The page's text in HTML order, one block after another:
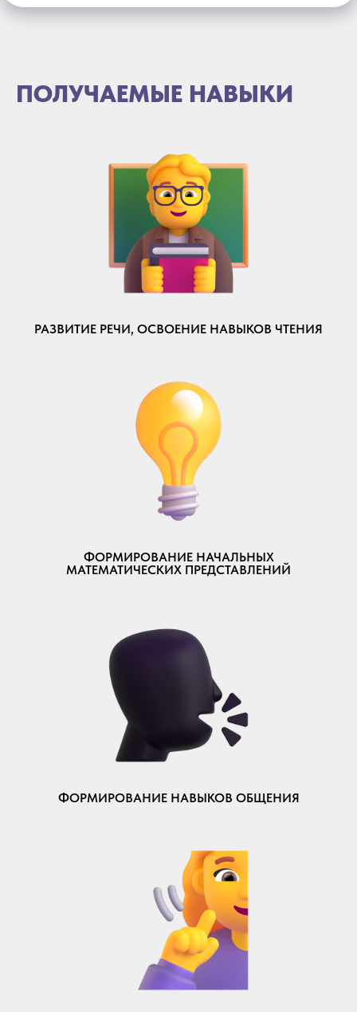
ПОЛУЧАЕМЫЕ НАВЫКИ
РАЗВИТИЕ РЕЧИ, ОСВОЕНИЕ НАВЫКОВ ЧТЕНИЯ
ФОРМИРОВАНИЕ НАЧАЛЬНЫХ
МАТЕМАТИЧЕСКИХ ПРЕДСТАВЛЕНИЙ
ФОРМИРОВАНИЕ НАВЫКОВ ОБЩЕНИЯ